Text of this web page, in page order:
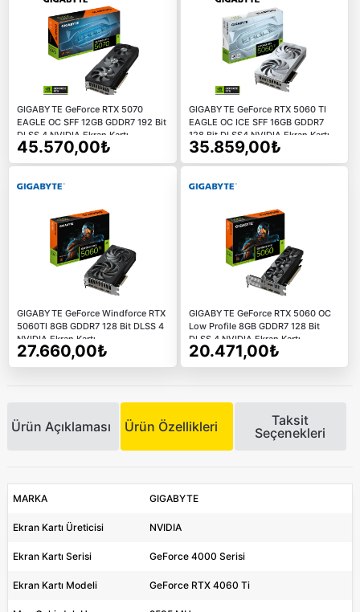
GIGABYTE GeForce RTX 5070
EAGLE OC SFF 12GB GDDR7 192 Bit
DLSS 4 NVIDIA Ekran Kartı
45.570,00₺
GIGABYTE GeForce RTX 5060 TI
EAGLE OC ICE SFF 16GB GDDR7
128 Bit DLSS4 NVIDIA Ekran Kartı
35.859,00₺
GIGABYTE GeForce Windforce RTX
5060TI 8GB GDDR7 128 Bit DLSS 4
NVIDIA Ekran Kartı
27.660,00₺
GIGABYTE GeForce RTX 5060 OC
Low Profile 8GB GDDR7 128 Bit
DLSS 4 NVIDIA Ekran Kartı
20.471,00₺
Ürün Açıklaması Ürün Özellikleri
Taksit
Seçenekleri
MARKA GIGABYTE
Ekran Kartı Üreticisi NVIDIA
Ekran Kartı Serisi GeForce 4000 Serisi
Ekran Kartı Modeli GeForce RTX 4060 Ti